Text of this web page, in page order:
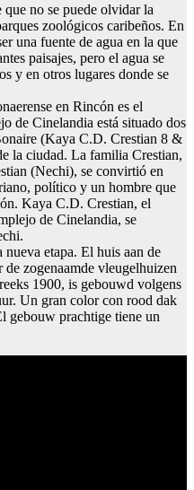
no se puede olvidar la
zoológicos caribeños. En
una fuente de agua en la que
paisajes, pero el agua se
y en otros lugares donde se
en Rincón es el
de Cinelandia está situado dos
(Kaya C.D. Crestian 8 &
la ciudad. La familia Crestian,
(Nechi), se convirtió en
político y un hombre que
Kaya C.D. Crestian, el
de Cinelandia, se
etapa. El huis aan de
zogenaamde vleugelhuizen
1900, is gebouwd volgens
Un gran color con rood dak
gebouw prachtige tiene un